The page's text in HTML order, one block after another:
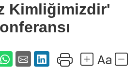
Kimliğimizdir'